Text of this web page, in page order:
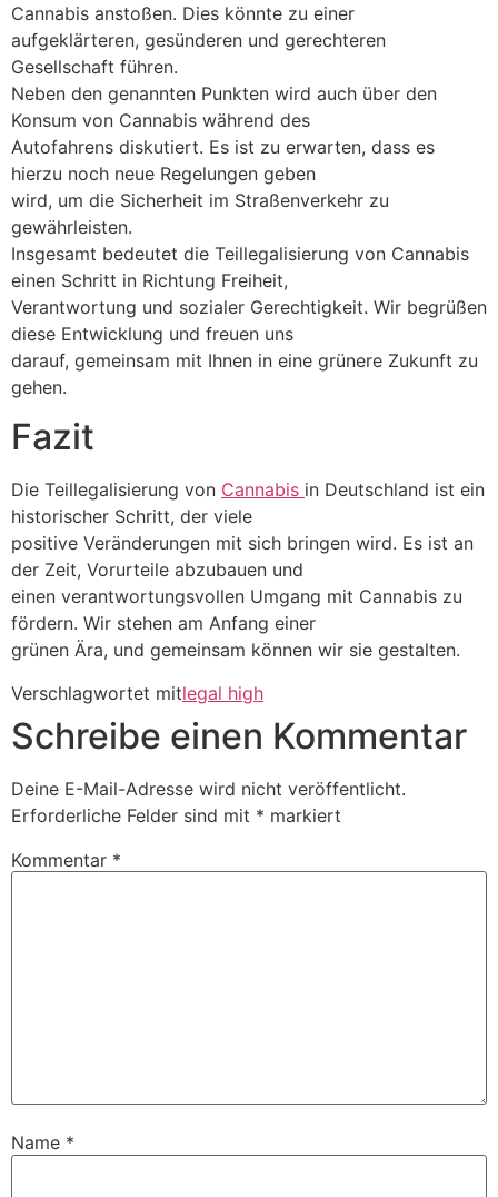
Cannabis anstoßen. Dies könnte zu einer
aufgeklärteren, gesünderen und gerechteren
Gesellschaft führen.
Neben den genannten Punkten wird auch über den
Konsum von Cannabis während des
Autofahrens diskutiert. Es ist zu erwarten, dass es
hierzu noch neue Regelungen geben
wird, um die Sicherheit im Straßenverkehr zu
gewährleisten.
Insgesamt bedeutet die Teillegalisierung von Cannabis
einen Schritt in Richtung Freiheit,
Verantwortung und sozialer Gerechtigkeit. Wir begrüßen
diese Entwicklung und freuen uns
darauf, gemeinsam mit Ihnen in eine grünere Zukunft zu
gehen.
Fazit
Die Teillegalisierung von Cannabis in Deutschland ist ein
historischer Schritt, der viele
positive Veränderungen mit sich bringen wird. Es ist an
der Zeit, Vorurteile abzubauen und
einen verantwortungsvollen Umgang mit Cannabis zu
fördern. Wir stehen am Anfang einer
grünen Ära, und gemeinsam können wir sie gestalten.
Verschlagwortet mitlegal high
Schreibe einen Kommentar
Deine E-Mail-Adresse wird nicht veröffentlicht.
Erforderliche Felder sind mit * markiert
Kommentar *
Name *